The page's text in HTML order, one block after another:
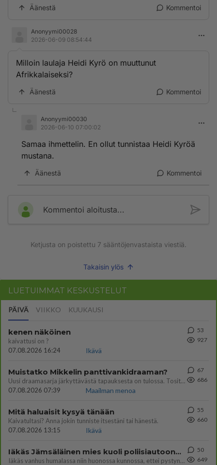
Äänestä Kommentoi
Anonyymi00028
2026-06-09 08:54:44
Milloin laulaja Heidi Kyrö on muuttunut
Afrikkalaiseksi?
Äänestä Kommentoi
Anonyymi00030
2026-06-10 07:00:02
Samaa ihmettelin. En ollut tunnistaa Heidi Kyröä
mustana.
Äänestä Kommentoi
Kommentoi aloitusta...
Ketjusta on poistettu 7 sääntöjenvastaista viestiä.
Takaisin ylös
LUETUIMMAT KESKUSTELUT
PÄIVÄ VIIKKO KUUKAUSI
kenen näköinen
kaivattusi on ?
07.08.2026 16:24
Ikävä
53
927
Muistatko Mikkelin panttivankidraaman?
Uusi draamasarja järkyttävästä tapauksesta on tulossa. Tositapahtumiin perustuva sarja ammentaa vuoden 1986 Mikkelin pan
07.08.2026 07:39
Maailman menoa
67
686
Mitä haluaisit kysyä tänään
Kaivatultasi? Anna jokin tunniste itsestäni tai hänestä.
07.08.2026 13:15
Ikävä
55
660
Iäkäs Jämsäläinen mies kuoli poliisiautoon matkalla Jyväskylän putkaan
Iäkäs vanhus humalassa niin huonossa kunnossa, ettei pystynyt huolehtimaan itsestään niin ainoa apu sillä hetkellä oli
50
649